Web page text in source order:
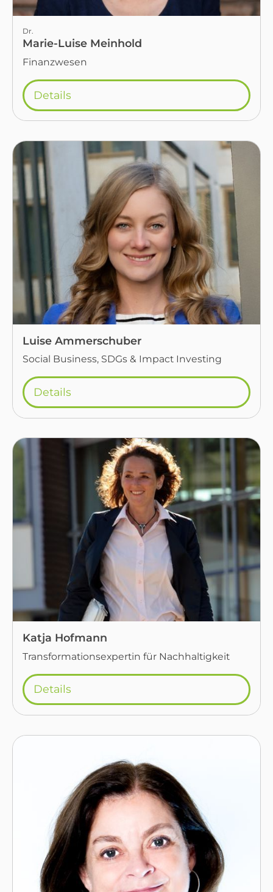
Dr.
Marie-Luise Meinhold
Finanzwesen
Details
Luise Ammerschuber
Social Business, SDGs & Impact Investing
Details
Katja Hofmann
Transformationsexpertin für Nachhaltigkeit
Details